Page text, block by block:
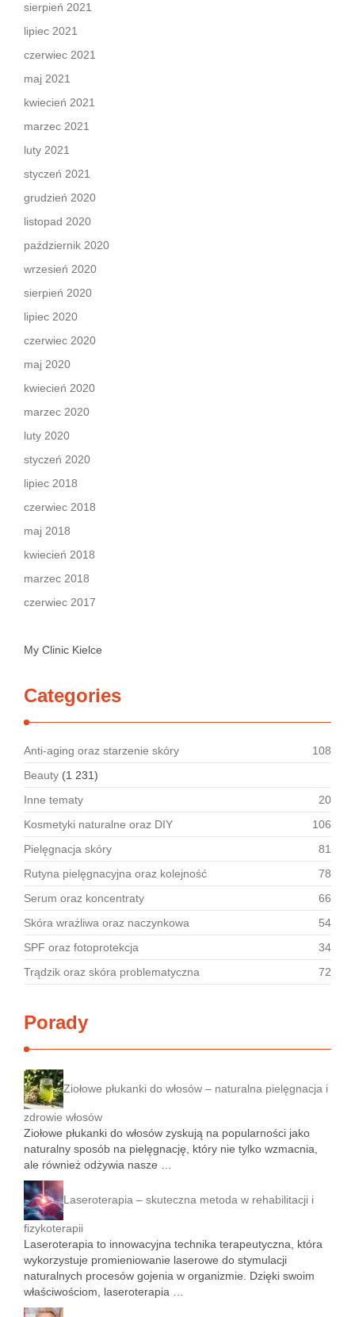
sierpień 2021
lipiec 2021
czerwiec 2021
maj 2021
kwiecień 2021
marzec 2021
luty 2021
styczeń 2021
grudzień 2020
listopad 2020
październik 2020
wrzesień 2020
sierpień 2020
lipiec 2020
czerwiec 2020
maj 2020
kwiecień 2020
marzec 2020
luty 2020
styczeń 2020
lipiec 2018
czerwiec 2018
maj 2018
kwiecień 2018
marzec 2018
czerwiec 2017
My Clinic Kielce
Categories
Anti-aging oraz starzenie skóry
108
Beauty (1 231)
Inne tematy
20
Kosmetyki naturalne oraz DIY
106
Pielęgnacja skóry
81
Rutyna pielęgnacyjna oraz kolejność
78
Serum oraz koncentraty
66
Skóra wrażliwa oraz naczynkowa
54
SPF oraz fotoprotekcja
34
Trądzik oraz skóra problematyczna
72
Porady
Ziołowe płukanki do włosów – naturalna pielęgnacja i
zdrowie włosów
Ziołowe płukanki do włosów zyskują na popularności jako
naturalny sposób na pielęgnację, który nie tylko wzmacnia,
ale również odżywia nasze …
Laseroterapia – skuteczna metoda w rehabilitacji i
fizykoterapii
Laseroterapia to innowacyjna technika terapeutyczna, która
wykorzystuje promieniowanie laserowe do stymulacji
naturalnych procesów gojenia w organizmie. Dzięki swoim
właściwościom, laseroterapia …